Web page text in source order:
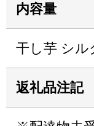
内容量
干し芋 シ
返礼品注記